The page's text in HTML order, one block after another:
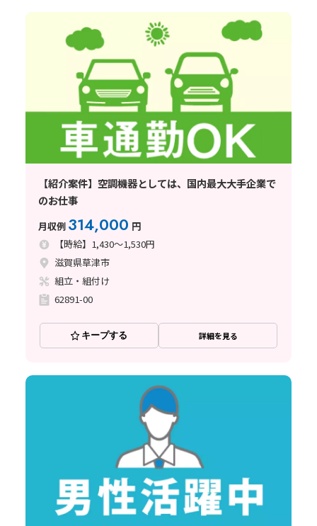
【紹介案件】空調機器としては、国内最大大手企業で
のお仕事
月収例 314,000 円
【時給】1,430～1,530円
滋賀県草津市
組立・組付け
62891-00
キープする 詳細を見る